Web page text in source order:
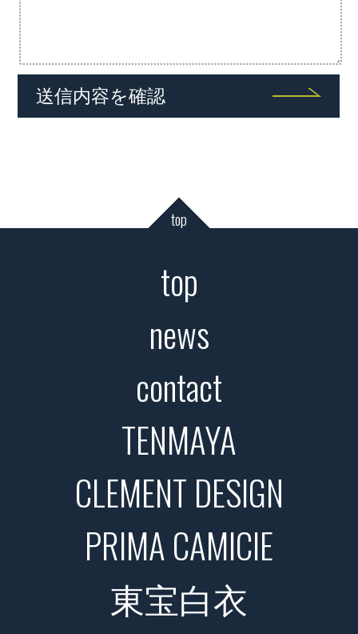
送信内容を確認
top
top
news
contact
TENMAYA
CLEMENT DESIGN
PRIMA CAMICIE
東宝白衣